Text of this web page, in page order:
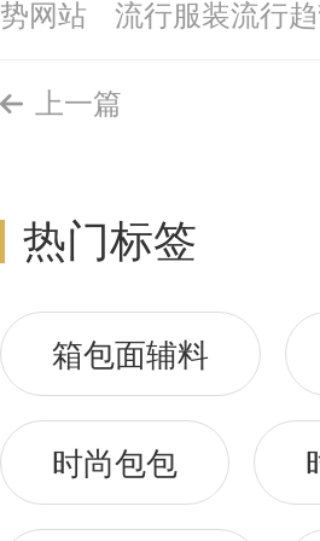
势网站 流行服装流行
上一篇
热门标签
箱包面辅料
时尚包包